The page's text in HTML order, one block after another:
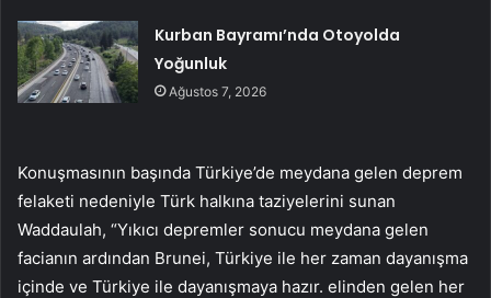
Kurban Bayramı’nda Otoyolda
Yoğunluk
Ağustos 7, 2026
Konuşmasının başında Türkiye’de meydana gelen deprem
felaketi nedeniyle Türk halkına taziyelerini sunan
Waddaulah, “Yıkıcı depremler sonucu meydana gelen
facianın ardından Brunei, Türkiye ile her zaman dayanışma
içinde ve Türkiye ile dayanışmaya hazır. elinden gelen her